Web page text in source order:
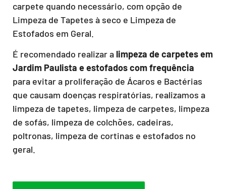
carpete quando necessário, com opção de
Limpeza de Tapetes à seco e Limpeza de
Estofados em Geral.
É recomendado realizar a limpeza de carpetes em
Jardim Paulista e estofados com frequência
para evitar a proliferação de Ácaros e Bactérias
que causam doenças respiratórias, realizamos a
limpeza de tapetes, limpeza de carpetes, limpeza
de sofás, limpeza de colchões, cadeiras,
poltronas, limpeza de cortinas e estofados no
geral.